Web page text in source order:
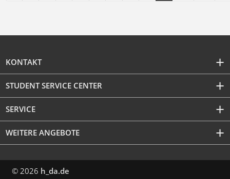
KONTAKT
STUDENT SERVICE CENTER
SERVICE
WEITERE ANGEBOTE
© 2026 h_da.de